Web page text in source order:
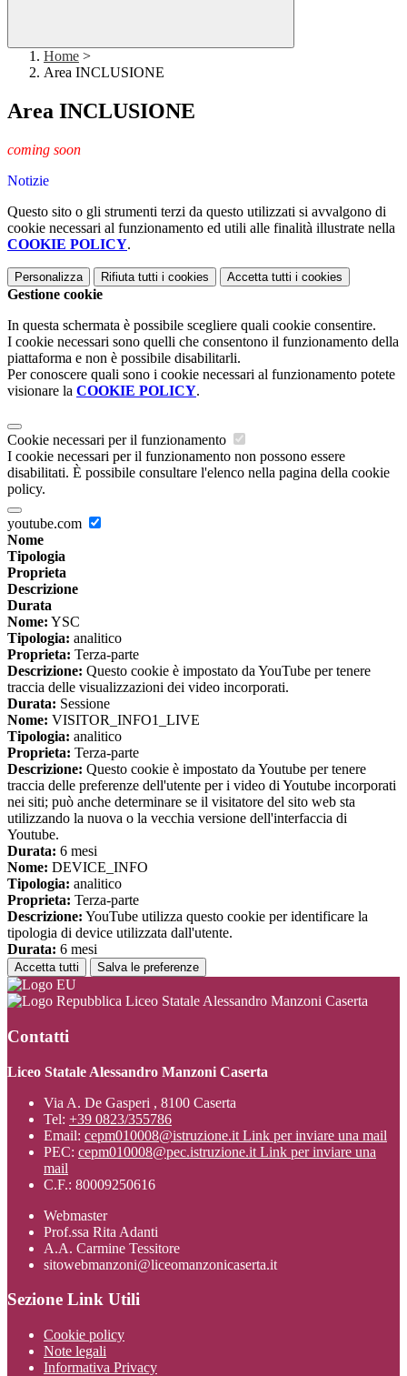
Home >
Area INCLUSIONE
Area INCLUSIONE
coming soon
Notizie
Questo sito o gli strumenti terzi da questo utilizzati si avvalgono di
cookie necessari al funzionamento ed utili alle finalità illustrate nella
COOKIE POLICY.
Personalizza Rifiuta tutti i cookies Accetta tutti i cookies
Gestione cookie
In questa schermata è possibile scegliere quali cookie consentire.
I cookie necessari sono quelli che consentono il funzionamento della
piattaforma e non è possibile disabilitarli.
Per conoscere quali sono i cookie necessari al funzionamento potete
visionare la COOKIE POLICY.
Cookie necessari per il funzionamento
I cookie necessari per il funzionamento non possono essere
disabilitati. È possibile consultare l'elenco nella pagina della cookie
policy.
youtube.com
Nome
Tipologia
Proprieta
Descrizione
Durata
Nome: YSC
Tipologia: analitico
Proprieta: Terza-parte
Descrizione: Questo cookie è impostato da YouTube per tenere
traccia delle visualizzazioni dei video incorporati.
Durata: Sessione
Nome: VISITOR_INFO1_LIVE
Tipologia: analitico
Proprieta: Terza-parte
Descrizione: Questo cookie è impostato da Youtube per tenere
traccia delle preferenze dell'utente per i video di Youtube incorporati
nei siti; può anche determinare se il visitatore del sito web sta
utilizzando la nuova o la vecchia versione dell'interfaccia di
Youtube.
Durata: 6 mesi
Nome: DEVICE_INFO
Tipologia: analitico
Proprieta: Terza-parte
Descrizione: YouTube utilizza questo cookie per identificare la
tipologia di device utilizzata dall'utente.
Durata: 6 mesi
Accetta tutti Salva le preferenze
Liceo Statale Alessandro Manzoni Caserta
Contatti
Liceo Statale Alessandro Manzoni Caserta
Via A. De Gasperi , 8100 Caserta
Tel: +39 0823/355786
Email: cepm010008@istruzione.it Link per inviare una mail
PEC: cepm010008@pec.istruzione.it Link per inviare una
mail
C.F.: 80009250616
Webmaster
Prof.ssa Rita Adanti
A.A. Carmine Tessitore
sitowebmanzoni@liceomanzonicaserta.it
Sezione Link Utili
Cookie policy
Note legali
Informativa Privacy